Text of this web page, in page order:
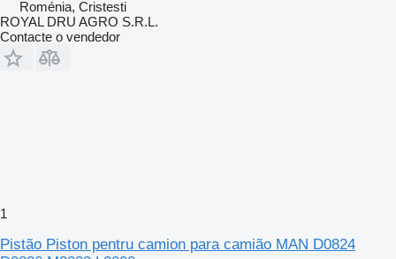
Roménia, Cristesti
ROYAL DRU AGRO S.R.L.
Contacte o vendedor
1
Pistão Piston pentru camion para camião MAN D0824